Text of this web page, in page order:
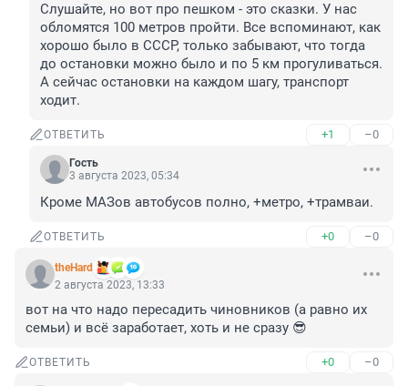
Слушайте, но вот про пешком - это сказки. У нас
обломятся 100 метров пройти. Все вспоминают, как
хорошо было в СССР, только забывают, что тогда
до остановки можно было и по 5 км прогуливаться.
А сейчас остановки на каждом шагу, транспорт
ходит.
ОТВЕТИТЬ +1 –0
Гость
3 августа 2023, 05:34
Кроме МАЗов автобусов полно, +метро, +трамваи.
ОТВЕТИТЬ +0 –0
theHard
2 августа 2023, 13:33
вот на что надо пересадить чиновников (а равно их
семьи) и всё заработает, хоть и не сразу 😎
ОТВЕТИТЬ +0 –0